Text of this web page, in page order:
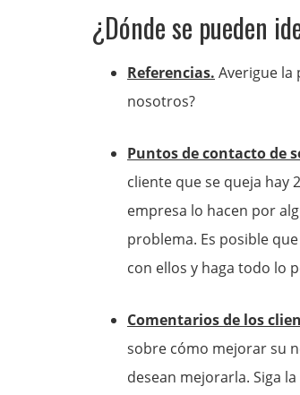
¿Dónde se pueden
Referencias. Averigue la
nosotros?
Puntos de contacto de
cliente que se queja hay
empresa lo hacen por
problema. Es posible
con ellos y haga todo lo
Comentarios de los
sobre cómo mejorar su
desean mejorarla. Siga